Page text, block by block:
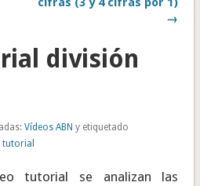
→
división
Vídeos ABN y etiquetado
tutorial
tutorial se analizan las